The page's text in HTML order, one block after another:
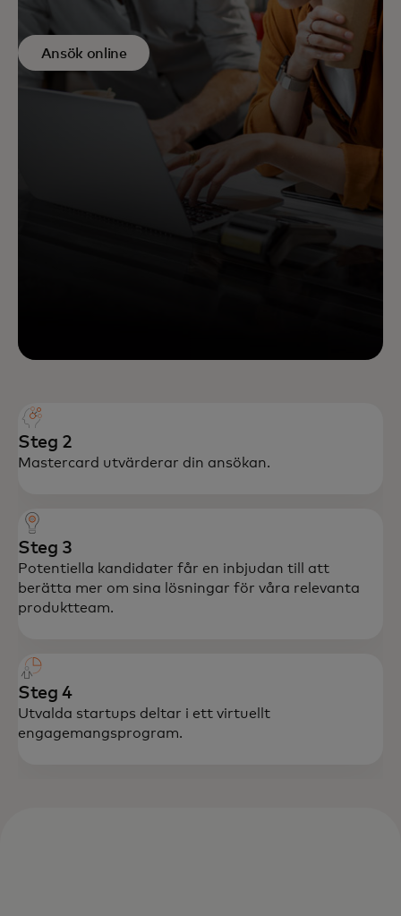
Ansök online
Steg 2
Mastercard utvärderar din ansökan.
Steg 3
Potentiella kandidater får en inbjudan till att
berätta mer om sina lösningar för våra relevanta
produktteam.
Steg 4
Utvalda startups deltar i ett virtuellt
engagemangsprogram.